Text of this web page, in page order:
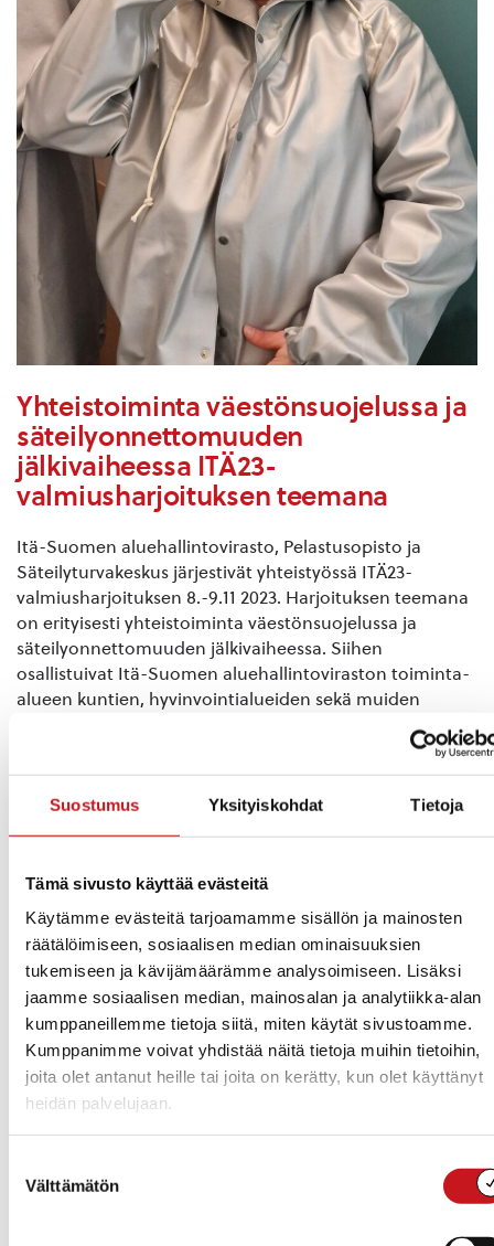
Suostumus Yksityiskohdat Tietoja
Tämä sivusto käyttää evästeitä
Käytämme evästeitä tarjoamamme sisällön ja mainosten
räätälöimiseen, sosiaalisen median ominaisuuksien
tukemiseen ja kävijämäärämme analysoimiseen. Lisäksi
jaamme sosiaalisen median, mainosalan ja analytiikka-alan
kumppaneillemme tietoja siitä, miten käytät sivustoamme.
Kumppanimme voivat yhdistää näitä tietoja muihin tietoihin,
joita olet antanut heille tai joita on kerätty, kun olet käyttänyt
heidän palvelujaan.
valinta
Välttämätön
Yhteistoiminta väestönsuojelussa ja
säteilyonnettomuuden
jälkivaiheessa ITÄ23-
valmiusharjoituksen teemana
Itä-Suomen aluehallintovirasto, Pelastusopisto ja
Säteilyturvakeskus järjestivät yhteistyössä ITÄ23-
valmiusharjoituksen 8.-9.11 2023. Harjoituksen teemana
on erityisesti yhteistoiminta väestönsuojelussa ja
säteilyonnettomuuden jälkivaiheessa. Siihen
osallistuivat Itä-Suomen aluehallintoviraston toiminta-
alueen kuntien, hyvinvointialueiden sekä muiden
alueen viranomaisten edustajia ja se toteutettiin Etelä-
Savon, Pohjois-Karjalan ja Pohjois-Savon maakuntien
alueella. Päätavoitteena on kehittää ja yhteensovittaa
valmiussuunnitelmia, parantaa johtamista, tunnistaa eri
jälkivaiheessa.
Myös Rautalammin kunnanvirastolla
osallistuttiin valmiusharjoitukseen
Harjoituksessa mietittiin toimenpiteitä mahdollisen
säteilyonnettomuuden varalle: kuinka väestöä
tiedotetaan, mitä toimenpiteitä pitää tehdä
oppilaitoksissa, kotona tai kuinka toimitaan
saastuneiden ainesten kanssa. Esimerkiksi ensimmäinen
ohje kouluille on mennä sisälle, sulkea ikkunat ja
keskiosat. Joditabletteja otetaan vasta viranomaisten